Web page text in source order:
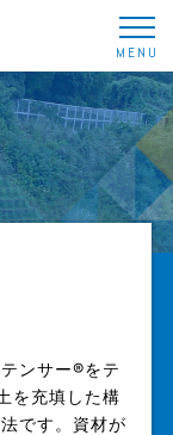
MENU
ンサー®をテ
を充填した構
です。資材が